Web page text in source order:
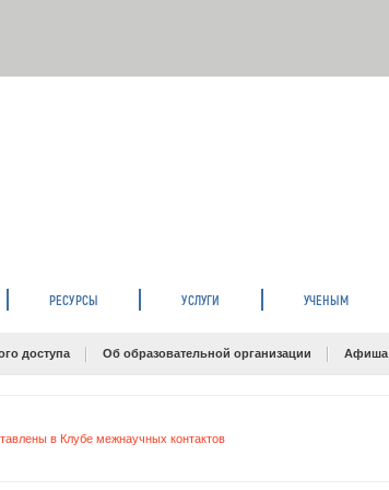
РЕСУРСЫ УСЛУГИ УЧЕНЫМ
доступа Об образовательной организации Афиша
в Клубе межнаучных контактов